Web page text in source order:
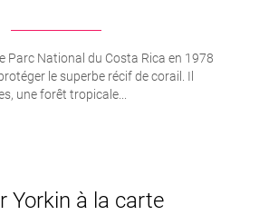
Parc National du Costa Rica en 1978
le superbe récif de corail. Il
une forêt tropicale...
Yorkin à la carte